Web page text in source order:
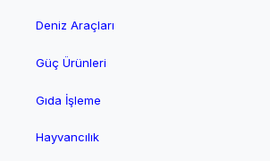
Deniz Araçları
Güç Ürünleri
Gıda İşleme
Hayvancılık